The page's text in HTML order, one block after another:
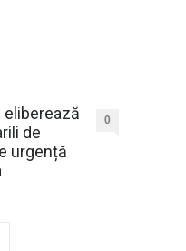
eliberează
de
urgență
0